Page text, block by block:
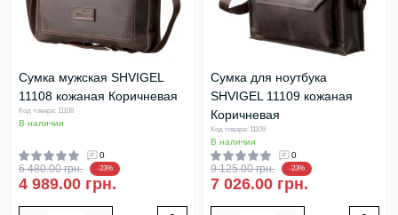
Сумка мужская SHVIGEL
11108 кожаная Коричневая
Код товара: 11108
В наличии
0
6 480.00 грн. -23%
4 989.00 грн.
Сумка для ноутбука
SHVIGEL 11109 кожаная
Коричневая
Код товара: 11109
В наличии
0
9 125.00 грн. -23%
7 026.00 грн.